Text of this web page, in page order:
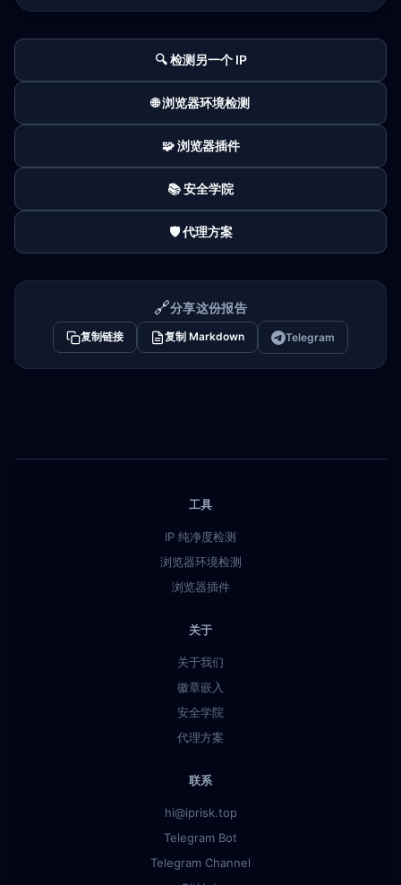
🔍 检测另一个 IP
🌐 浏览器环境检测
🧩 浏览器插件
📚 安全学院
🛡️ 代理方案
🔗分享这份报告
复制链接 复制 Markdown Telegram
工具
IP 纯净度检测
浏览器环境检测
浏览器插件
关于
关于我们
徽章嵌入
安全学院
代理方案
联系
hi@iprisk.top
Telegram Bot
Telegram Channel